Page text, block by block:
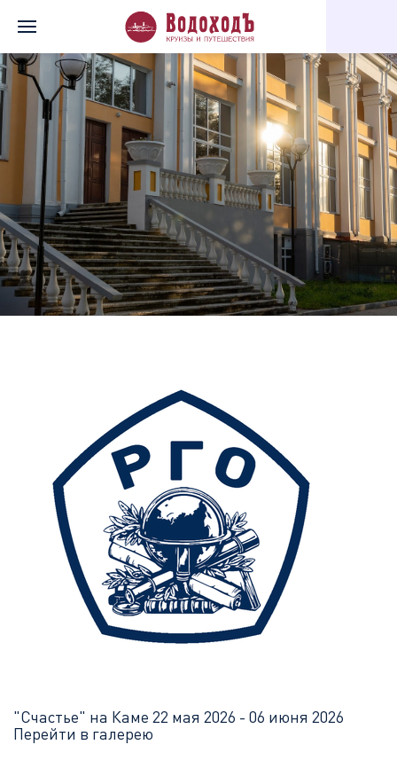
"Счастье" на Каме 22 мая 2026 - 06 июня 2026
Перейти в галерею